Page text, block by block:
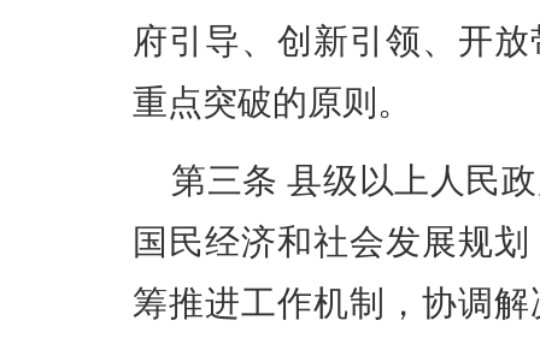
府引导、创新引领、开
重点突破的原则。
第三条 县级以上人民
国民经济和社会发展规
筹推进工作机制，协调